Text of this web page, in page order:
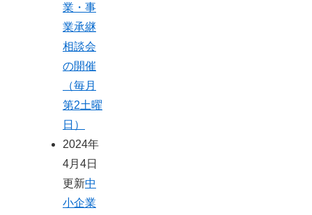
業・事
業承継
相談会
の開催
（毎月
第2土曜
日）
2024年
4月4日
更新中
小企業